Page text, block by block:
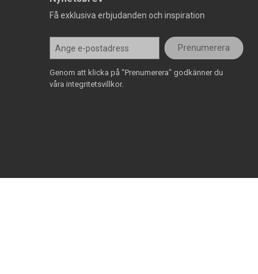
Få exklusiva erbjudanden och inspiration
Prenumerera
Genom att klicka på "Prenumerera" godkänner du
våra integritetsvillkor.